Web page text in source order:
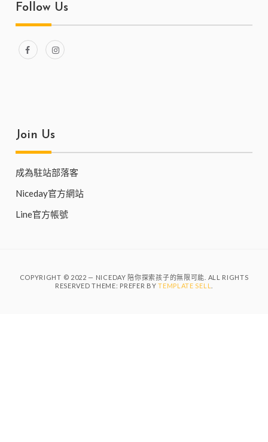
Follow Us
Join Us
成為駐站部落客
Niceday官方網站
Line官方帳號
COPYRIGHT © 2022 — NICEDAY 陪你探索孩子的無限可能. ALL RIGHTS
RESERVED THEME: PREFER BYTEMPLATE SELL